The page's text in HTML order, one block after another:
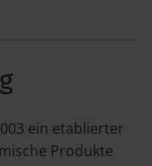
ein etablierter
Produkte